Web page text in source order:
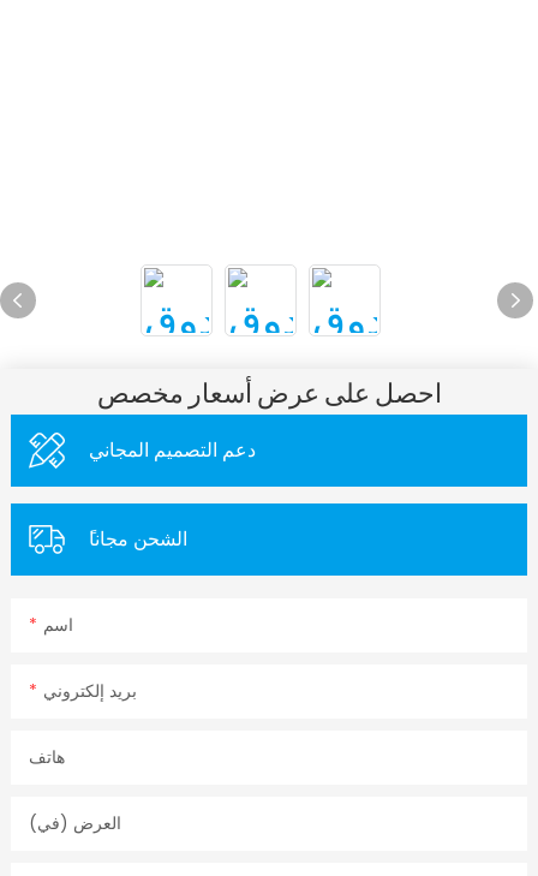
احصل على عرض أسعار مخصص
دعم التصميم المجاني
ًالشحن مجانا
اسم
بريد إلكتروني
هاتف
العرض (في)